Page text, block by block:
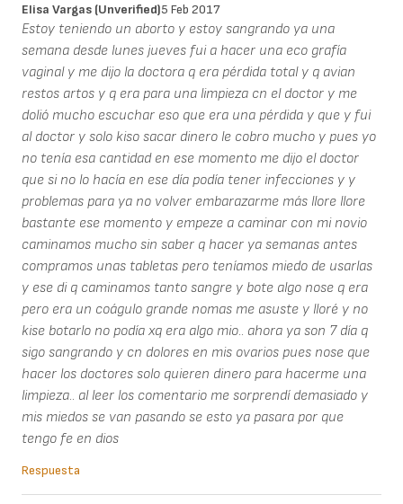
Elisa Vargas (unverified)5 Feb 2017
Estoy teniendo un aborto y estoy sangrando ya una
semana desde lunes jueves fui a hacer una eco grafía
vaginal y me dijo la doctora q era pérdida total y q avian
restos artos y q era para una limpieza cn el doctor y me
dolió mucho escuchar eso que era una pérdida y que y fui
al doctor y solo kiso sacar dinero le cobro mucho y pues yo
no tenía esa cantidad en ese momento me dijo el doctor
que si no lo hacía en ese día podía tener infecciones y y
problemas para ya no volver embarazarme más llore llore
bastante ese momento y empeze a caminar con mi novio
caminamos mucho sin saber q hacer ya semanas antes
compramos unas tabletas pero teníamos miedo de usarlas
y ese di q caminamos tanto sangre y bote algo nose q era
pero era un coágulo grande nomas me asuste y lloré y no
kise botarlo no podía xq era algo mio.. ahora ya son 7 día q
sigo sangrando y cn dolores en mis ovarios pues nose que
hacer los doctores solo quieren dinero para hacerme una
limpieza.. al leer los comentario me sorprendí demasiado y
mis miedos se van pasando se esto ya pasara por que
tengo fe en dios
Respuesta